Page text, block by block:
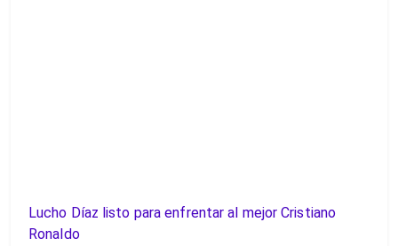
Lucho Díaz listo para enfrentar al mejor Cristiano
Ronaldo